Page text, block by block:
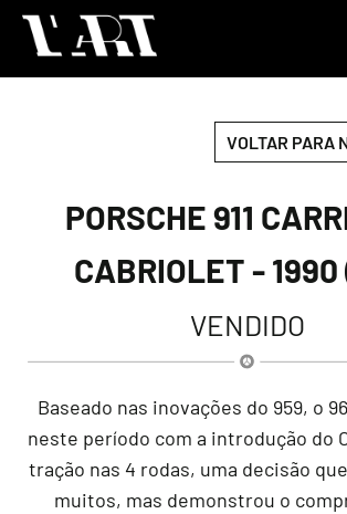
VOLTAR PARA
PORSCHE 911
CABRIOLET -
VENDIDO
Baseado nas inovações do 959, o
neste período com a introdução do
tração nas 4 rodas, uma decisão
muitos, mas demonstrou o